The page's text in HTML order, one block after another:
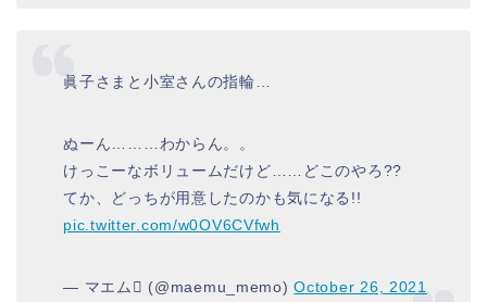
眞子さまと小室さんの指輪…
ぬーん………わからん。。
けっこーなボリュームだけど……どこのやろ??
てか、どっちが用意したのかも気になる!!
pic.twitter.com/w0OV6CVfwh
— マエム (@maemu_memo)October 26, 2021